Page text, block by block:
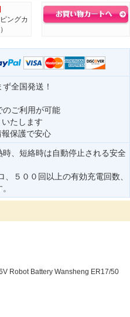
ングカ
全国発送！
のご利用が可能
たします
保護で安心
、短絡時は自動停止される安全
５００回以上の有効充電回数、
Robot Battery Wansheng ER17/50